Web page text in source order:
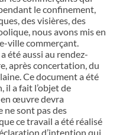
le confinement,
des visières, des
nous avons mis en
ville commerçant.
été aussi au rendez-
après concertation, du
Ce document a été
a fait l’objet de
œuvre devra
ne sont pas des
ce travail a été réalisé
d’intention qui